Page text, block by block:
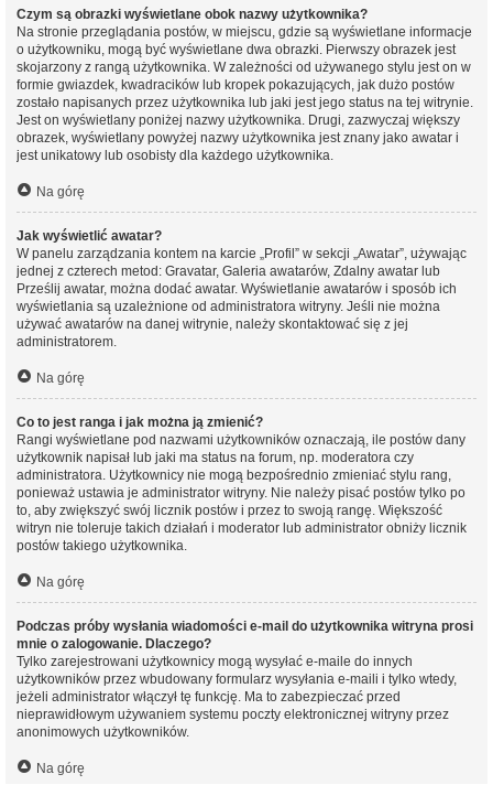
Czym są obrazki wyświetlane obok nazwy użytkownika?
Na stronie przeglądania postów, w miejscu, gdzie są wyświetlane informacje
o użytkowniku, mogą być wyświetlane dwa obrazki. Pierwszy obrazek jest
skojarzony z rangą użytkownika. W zależności od używanego stylu jest on w
formie gwiazdek, kwadracików lub kropek pokazujących, jak dużo postów
zostało napisanych przez użytkownika lub jaki jest jego status na tej witrynie.
Jest on wyświetlany poniżej nazwy użytkownika. Drugi, zazwyczaj większy
obrazek, wyświetlany powyżej nazwy użytkownika jest znany jako awatar i
jest unikatowy lub osobisty dla każdego użytkownika.
Na górę
Jak wyświetlić awatar?
W panelu zarządzania kontem na karcie „Profil” w sekcji „Awatar”, używając
jednej z czterech metod: Gravatar, Galeria awatarów, Zdalny awatar lub
Prześlij awatar, można dodać awatar. Wyświetlanie awatarów i sposób ich
wyświetlania są uzależnione od administratora witryny. Jeśli nie można
używać awatarów na danej witrynie, należy skontaktować się z jej
administratorem.
Na górę
Co to jest ranga i jak można ją zmienić?
Rangi wyświetlane pod nazwami użytkowników oznaczają, ile postów dany
użytkownik napisał lub jaki ma status na forum, np. moderatora czy
administratora. Użytkownicy nie mogą bezpośrednio zmieniać stylu rang,
ponieważ ustawia je administrator witryny. Nie należy pisać postów tylko po
to, aby zwiększyć swój licznik postów i przez to swoją rangę. Większość
witryn nie toleruje takich działań i moderator lub administrator obniży licznik
postów takiego użytkownika.
Na górę
Podczas próby wysłania wiadomości e-mail do użytkownika witryna prosi
mnie o zalogowanie. Dlaczego?
Tylko zarejestrowani użytkownicy mogą wysyłać e-maile do innych
użytkowników przez wbudowany formularz wysyłania e-maili i tylko wtedy,
jeżeli administrator włączył tę funkcję. Ma to zabezpieczać przed
nieprawidłowym używaniem systemu poczty elektronicznej witryny przez
anonimowych użytkowników.
Na górę